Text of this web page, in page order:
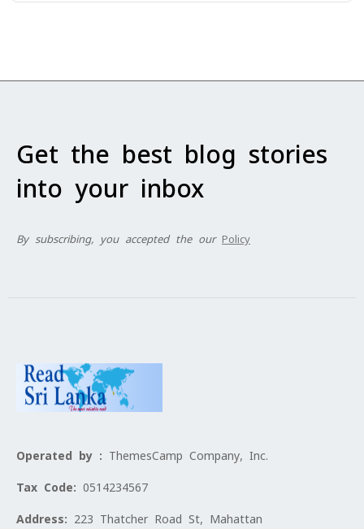
Get the best blog stories
into your inbox
By subscribing, you accepted the our Policy
Operated by : ThemesCamp Company, Inc.
Tax Code: 0514234567
Address: 223 Thatcher Road St, Mahattan